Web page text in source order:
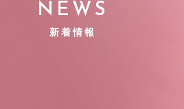
NEWS
新着情報